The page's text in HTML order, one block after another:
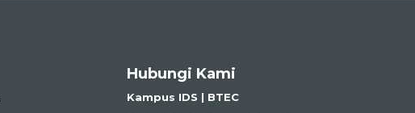
Hubungi Kami
Kampus IDS | BTEC